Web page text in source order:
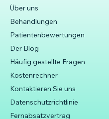
Über uns
Behandlungen
Patientenbewertungen
Der Blog
Häufig gestellte Fragen
Kostenrechner
Kontaktieren Sie uns
Datenschutzrichtlinie
Fernabsatzvertrag